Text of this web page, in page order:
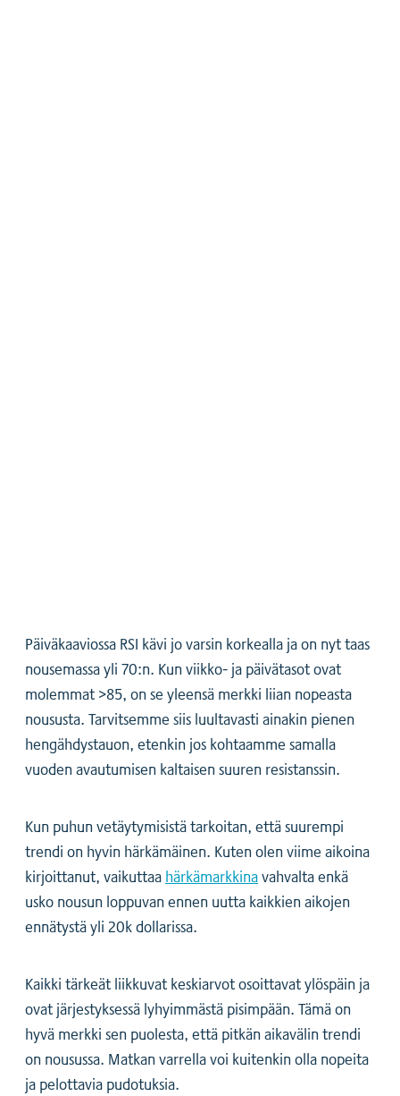
Päiväkaaviossa RSI kävi jo varsin korkealla ja on nyt taas
nousemassa yli 70:n. Kun viikko- ja päivätasot ovat
molemmat >85, on se yleensä merkki liian nopeasta
noususta. Tarvitsemme siis luultavasti ainakin pienen
hengähdystauon, etenkin jos kohtaamme samalla
vuoden avautumisen kaltaisen suuren resistanssin.
Kun puhun vetäytymisistä tarkoitan, että suurempi
trendi on hyvin härkämäinen. Kuten olen viime aikoina
kirjoittanut, vaikuttaahärkämarkkinavahvalta enkä
usko nousun loppuvan ennen uutta kaikkien aikojen
ennätystä yli 20k dollarissa.
Kaikki tärkeät liikkuvat keskiarvot osoittavat ylöspäin ja
ovat järjestyksessä lyhyimmästä pisimpään. Tämä on
hyvä merkki sen puolesta, että pitkän aikavälin trendi
on nousussa. Matkan varrella voi kuitenkin olla nopeita
ja pelottavia pudotuksia.